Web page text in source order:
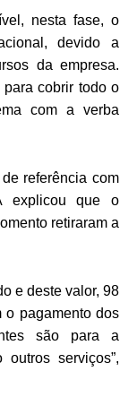
nesta fase, o
devido a
da empresa.
cobrir todo o
com a verba
referência com
explicou que o
retiraram a
e deste valor, 98
o pagamento dos
são para a
serviços”,